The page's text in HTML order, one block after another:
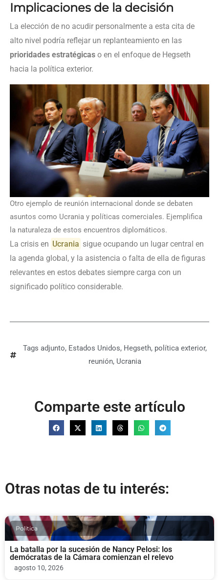
Implicaciones de la decisión
La elección de no acudir personalmente a esta cita de
alto nivel podría reflejar un replanteamiento en las
prioridades estratégicas o en el enfoque de Hegseth
hacia la política exterior.
Otro ejemplo de reunión internacional donde se debaten
asuntos como Ucrania y políticas comerciales. Ejemplifica
la naturaleza de estos encuentros diplomáticos.
La crisis en Ucrania sigue ocupando un lugar central en
la agenda global, y la asistencia o falta de ella de figuras
relevantes en estos debates siempre carga con un
significado político considerable.
Tags adjunto, Estados Unidos, Hegseth, política exterior,
reunión, Ucrania
Comparte este artículo
Otras notas de tu interés:
Politica
La batalla por la sucesión de Nancy Pelosi: los
demócratas de la Cámara comienzan el relevo
agosto 10, 2026